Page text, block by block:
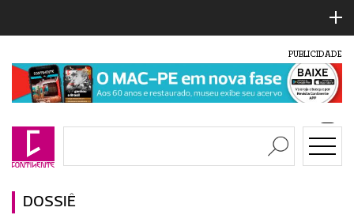
PUBLICIDADE
DOSSIÊ